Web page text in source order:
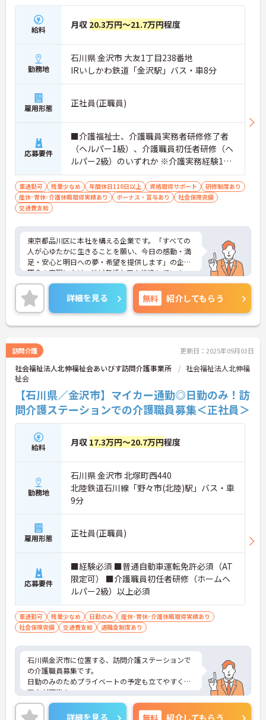
給料 月収 20.3万円～21.7万円程度
勤務地
石川県 金沢市 大友1丁目238番地
IRいしかわ鉄道「金沢駅」バス・車8分
雇用形態 正社員(正職員)
応募要件
■介護福祉士、介護職員実務者研修修了者
（ヘルパー1級）、介護職員初任者研修（ヘ
ルパー2級）のいずれか ※介護実務経験1年
以上
車通勤可 残業少なめ 年間休日110日以上 資格取得サポート
研修制度あり
産休･育休･介護休暇取得実績あり
ボーナス・賞与あり
社会保険完備
交通費支給
東京都品川区に本社を構える企業です。「すべての
人が心ゆたかに生きることを願い、今日の感動・満
足・安心と明日への夢・希望を提供します」の企業
理念の実現に向け、地域包括ケアを推進していま
す。
ご興味のある方には、面接対策ポイントなど、さら
に詳細をお話しいたしますのでお気軽にご相談くだ
さい！
詳細を見る 無料 紹介してもらう
訪問介護 更新日：2025年09月03日
社会福祉法人北伸福祉会あいびす訪問介護事業所
社会福祉法人北伸福
祉会
【石川県／金沢市】マイカー通勤◎日勤のみ！訪
問介護ステーションでの介護職員募集＜正社員＞
給料 月収 17.3万円～20.7万円程度
勤務地
石川県 金沢市 北塚町西440
北陸鉄道石川線「野々市(北陸)駅」バス・車
9分
雇用形態 正社員(正職員)
応募要件
■経験必須 ■普通自動車運転免許必須（AT
限定可） ■介護職員初任者研修（ホームヘ
ルパー2級）以上必須
車通勤可 残業少なめ 日勤のみ
産休･育休･介護休暇取得実績あり
社会保険完備
交通費支給 退職金制度あり
石川県金沢市に位置する、訪問介護ステーションで
の介護職員募集です。
日勤のみのためプライベートの予定も立てやすく、
両立が可能！
交通費支給有のため、通勤費用の心配も不要！
ご興味のある方はご面接のポイントをお伝えいたし
詳細を見る 無料 紹介してもらう